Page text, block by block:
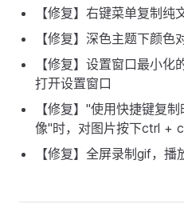
【修复】右键菜单复制纯
【修复】深色主题下颜色
【修复】设置窗口最小
打开设置窗口
【修复】"使用快捷键复
像"时，对图片按下ctrl +
【修复】全屏录制gif，